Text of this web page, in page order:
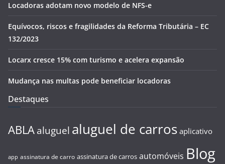
Locadoras adotam novo modelo de NFS-e
Equívocos, riscos e fragilidades da Reforma Tributária – EC
132/2023
Locarx cresce 15% com turismo e acelera expansão
Mudança nas multas pode beneficiar locadoras
Destaques
ABLA aluguel aluguel de carros aplicativo
app assinatura de carro assinatura de carros automóveis Blog